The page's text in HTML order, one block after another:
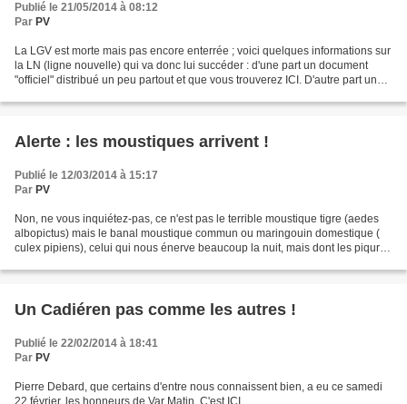
Publié le 21/05/2014 à 08:12
Par PV
La LGV est morte mais pas encore enterrée ; voici quelques informations sur
la LN (ligne nouvelle) qui va donc lui succéder : d'une part un document
"officiel" distribué un peu partout et que vous trouverez ICI. D'autre part un
Alerte : les moustiques arrivent !
Publié le 12/03/2014 à 15:17
Par PV
Non, ne vous inquiétez-pas, ce n'est pas le terrible moustique tigre (aedes
albopictus) mais le banal moustique commun ou maringouin domestique (
culex pipiens), celui qui nous énerve beaucoup la nuit, mais dont les piqures
Un Cadiéren pas comme les autres !
Publié le 22/02/2014 à 18:41
Par PV
Pierre Debard, que certains d'entre nous connaissent bien, a eu ce samedi
22 février, les honneurs de Var Matin. C'est ICI.